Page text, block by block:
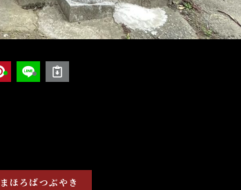
まほろばつぶやき